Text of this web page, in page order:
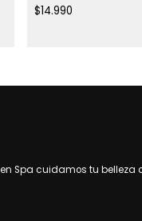
$14.990
Spa cuidamos tu belleza